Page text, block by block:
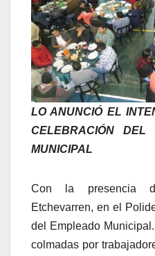
LO ANUNCIÓ EL
CELEBRACIÓN
MUNICIPAL
Con la presencia
Etchevarren, en el
del Empleado
colmadas por